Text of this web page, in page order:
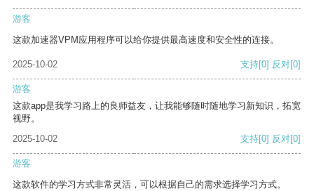
游客
这款加速器VPM应用程序可以给你提供最高速度和安全性的连接。
2025-10-02 支持[0] 反对[0]
游客
这款app是我学习路上的良师益友，让我能够随时随地学习新知识，拓宽
视野。
2025-10-02
支持[0] 反对[0]
游客
这款软件的学习方式非常灵活，可以根据自己的需求选择学习方式。